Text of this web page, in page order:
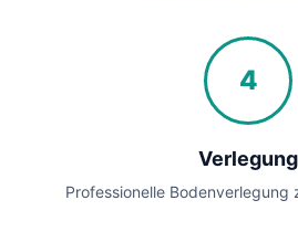
4
Verlegung
Professionelle Bodenverlegung